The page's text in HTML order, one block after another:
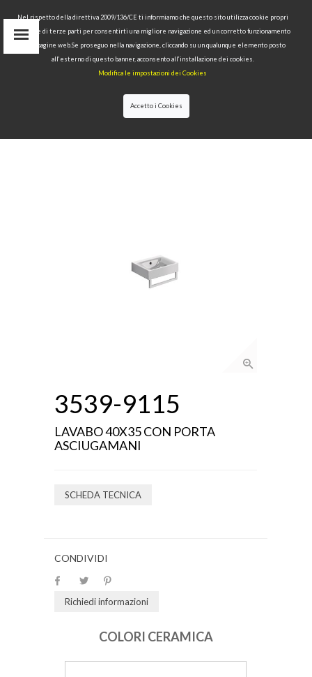
Area Riservata
COLLEZIONI >> CENTO
3539-9115
LAVABO 40X35 CON PORTA
ASCIUGAMANI
SCHEDA TECNICA
CONDIVIDI
Richiedi informazioni
COLORI CERAMICA
Nel rispetto della direttiva 2009/136/CE ti informiamo che questo sito utilizza cookie propri
tecnici e di terze parti per consentirti una migliore navigazione ed un corretto funzionamento
delle pagine web.Se proseguo nella navigazione, cliccando su un qualunque elemento posto
all’esterno di questo banner, acconsento all’installazione dei cookies.
Modifica le impostazioni dei Cookies
Accetto i Cookies